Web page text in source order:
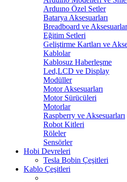
Arduıno Özel Setler
Batarya Aksesuarları
Breadboard ve
Eğitim Setleri
Geliştirme Kartları ve
Kablolar
Kablosuz Haberleşme
Led,LCD ve Display
Modüller
Motor Aksesuarları
Motor Sürücüleri
Motorlar
Raspberry ve Aksesuarları
Robot Kitleri
Röleler
Sensörler
Hobi Devreleri
Tesla Bobin Çeşitleri
Kablo Çeşitleri